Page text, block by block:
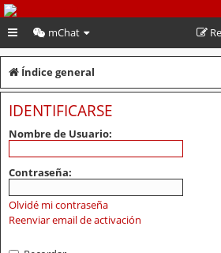
PeruVoley.com
mChat
Índice general
IDENTIFICARSE
Nombre de Usuario:
Contraseña:
Olvidé mi contraseña
Reenviar email de activación